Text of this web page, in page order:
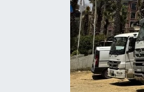
TEKNOLOJİ
TİCARET